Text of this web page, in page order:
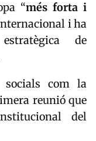
“més forta i
i ha
de
socials com la
reunió que
del